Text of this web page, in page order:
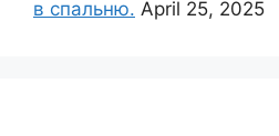
в спальню. April 25, 2025